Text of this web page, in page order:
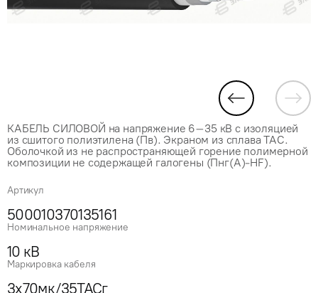
КАБЕЛЬ СИЛОВОЙ на напряжение 6–35 кВ с изоляцией
из сшитого полиэтилена (Пв). Экраном из сплава ТАС.
Оболочкой из не распространяющей горение полимерной
композиции не содержащей галогены (Пнг(А)-HF).
Артикул
500010370135161
Номинальное напряжение
10 кВ
Маркировка кабеля
3x70мк/35ТАСг